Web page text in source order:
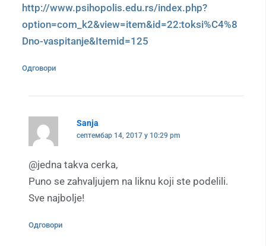
http://www.psihopolis.edu.rs/index.php?
option=com_k2&view=item&id=22:toksi%C4%8
Dno-vaspitanje&Itemid=125
Одговори
Sanja
септембар 14, 2017 у 10:29 pm
@jedna takva cerka,
Puno se zahvaljujem na liknu koji ste podelili.
Sve najbolje!
Одговори